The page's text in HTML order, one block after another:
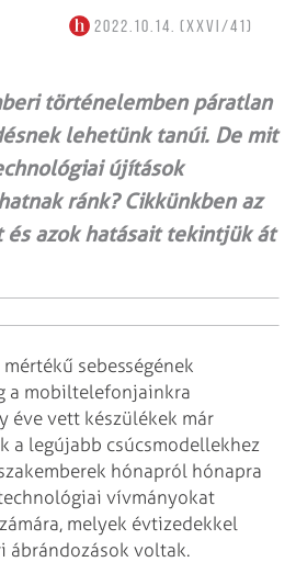
2022.10.14. (XXVI/41)
történelemben páratlan
lehetünk tanúi. De mit
újítások
ránk? Cikkünkben az
és azok hatásait tekintjük át
sebességének
a mobiltelefonjainkra
éve vett készülékek már
a legújabb csúcsmodellekhez
hónapról hónapra
vívmányokat
melyek évtizedekkel
ábrándozások voltak.